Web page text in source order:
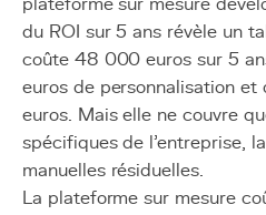
plateforme sur mesure
du ROI sur 5 ans révèle un
coûte 48 000 euros sur 5
euros de personnalisation
euros. Mais elle ne couvre
spécifiques de l'entreprise,
manuelles résiduelles.
La plateforme sur mesure